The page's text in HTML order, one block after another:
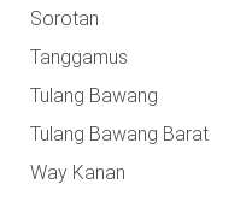
Sorotan
Tanggamus
Tulang Bawang
Tulang Bawang Barat
Way Kanan